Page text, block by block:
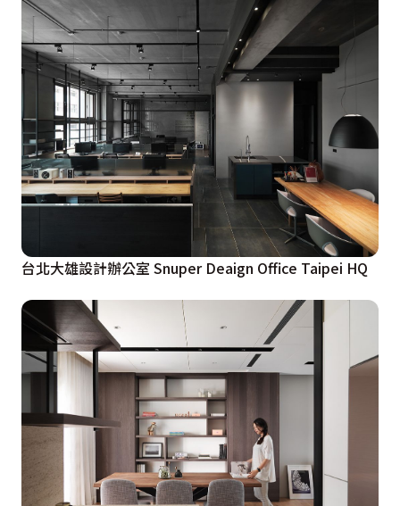
台北大雄設計辦公室 Snuper Deaign Office Taipei HQ